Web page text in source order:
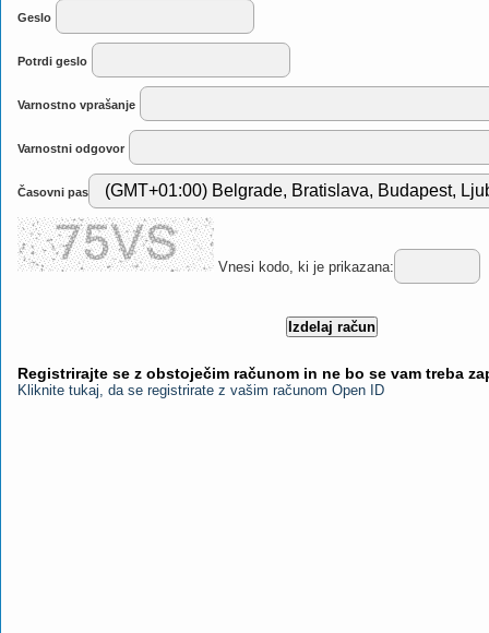
Geslo
Potrdi geslo
Varnostno vprašanje
Varnostni odgovor
Časovni pas
Vnesi kodo, ki je prikazana:
Registrirajte se z obstoječim računom in ne bo se vam treba
Kliknite tukaj, da se registrirate z vašim računom Open ID